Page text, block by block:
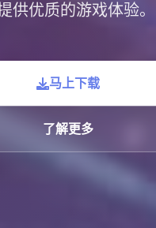
供优质的游戏体验。
马上下载
了解更多